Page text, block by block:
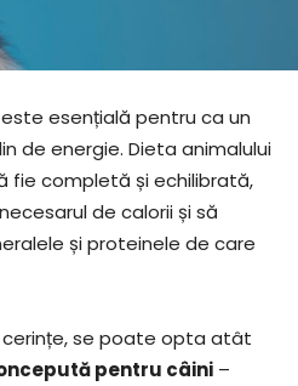
esențială pentru ca un
de energie. Dieta animalului
fie completă și echilibrată,
de calorii și să
și proteinele de care
se poate opta atât
pentru câini –